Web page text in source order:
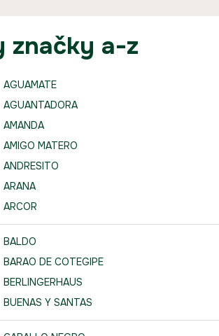
značky a-z
AGUAMATE
AGUANTADORA
AMANDA
AMIGO MATERO
ANDRESITO
ARANA
ARCOR
BALDO
BARAO DE COTEGIPE
BERLINGERHAUS
BUENAS Y SANTAS